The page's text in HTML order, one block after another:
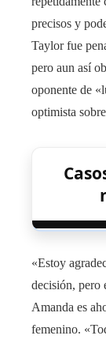
precisos y
Taylor fue
pero aun así
oponente de
optimista
«Estoy
decisión, pero
Amanda es
femenino.